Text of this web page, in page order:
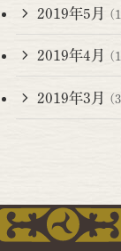
2019年5月
2019年4月
2019年3月